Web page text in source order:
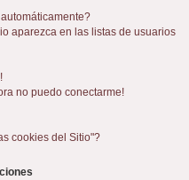
aparezca en las listas de usuarios
no puedo conectarme!
cookies del Sitio"?